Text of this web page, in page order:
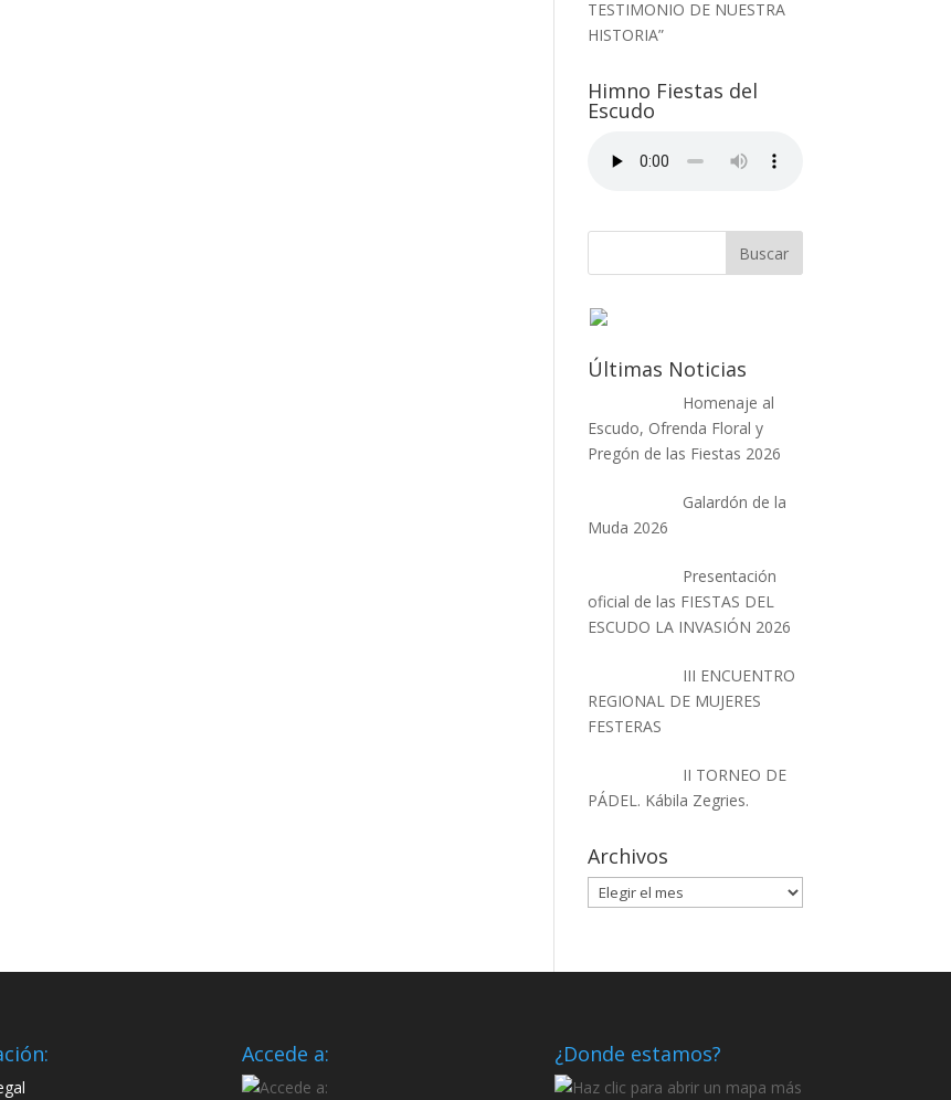
Himno Fiestas del
Escudo
Últimas Noticias
Homenaje al
Escudo, Ofrenda Floral y
Pregón de las Fiestas 2026
Galardón de la
Muda 2026
Presentación
oficial de las FIESTAS DEL
ESCUDO LA INVASIÓN 2026
III ENCUENTRO
REGIONAL DE MUJERES
FESTERAS
II TORNEO DE
PÁDEL. Kábila Zegries.
Archivos
Archivos
Accede a: ¿Donde estamos?